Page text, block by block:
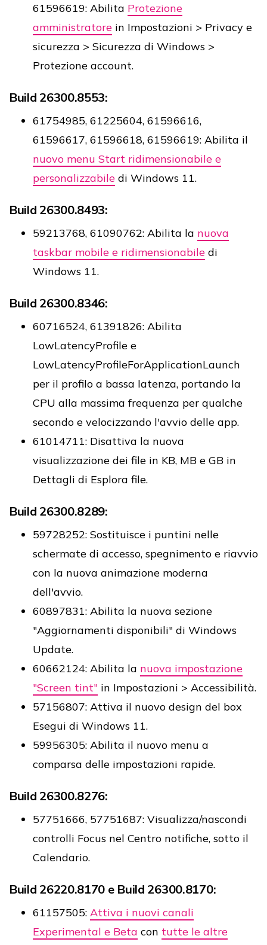
61596619: Abilita Protezione
amministratore in Impostazioni > Privacy e
sicurezza > Sicurezza di Windows >
Protezione account.
Build 26300.8553:
61754985, 61225604, 61596616,
61596617, 61596618, 61596619: Abilita il
nuovo menu Start ridimensionabile e
personalizzabile di Windows 11.
Build 26300.8493:
59213768, 61090762: Abilita la nuova
taskbar mobile e ridimensionabile di
Windows 11.
Build 26300.8346:
60716524, 61391826: Abilita
LowLatencyProfile e
LowLatencyProfileForApplicationLaunch
per il profilo a bassa latenza, portando la
CPU alla massima frequenza per qualche
secondo e velocizzando l'avvio delle app.
61014711: Disattiva la nuova
visualizzazione dei file in KB, MB e GB in
Dettagli di Esplora file.
Build 26300.8289:
59728252: Sostituisce i puntini nelle
schermate di accesso, spegnimento e riavvio
con la nuova animazione moderna
dell'avvio.
60897831: Abilita la nuova sezione
"Aggiornamenti disponibili" di Windows
Update.
60662124: Abilita la nuova impostazione
"Screen tint" in Impostazioni > Accessibilità.
57156807: Attiva il nuovo design del box
Esegui di Windows 11.
59956305: Abilita il nuovo menu a
comparsa delle impostazioni rapide.
Build 26300.8276:
57751666, 57751687: Visualizza/nascondi
controlli Focus nel Centro notifiche, sotto il
Calendario.
Build 26220.8170 e Build 26300.8170:
61157505: Attiva i nuovi canali
Experimental e Beta con tutte le altre